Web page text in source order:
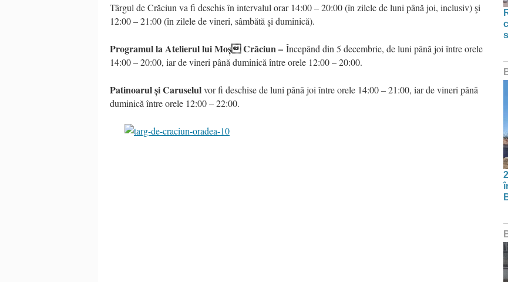
Târgul de Crăciun va fi deschis în intervalul orar 14:00 – 20:00 (în zilele de luni până joi, inclusiv) şi
12:00 – 21:00 (în zilele de vineri, sâmbătă şi duminică).
Programul la Atelierul lui Moș Crăciun – Începând din 5 decembrie, de luni până joi între orele
14:00 – 20:00, iar de vineri până duminică între orele 12:00 – 20:00.
Patinoarul și Caruselulvor fi deschise de luni până joi între orele 14:00 – 21:00, iar de vineri până
duminică între orele 12:00 – 22:00.